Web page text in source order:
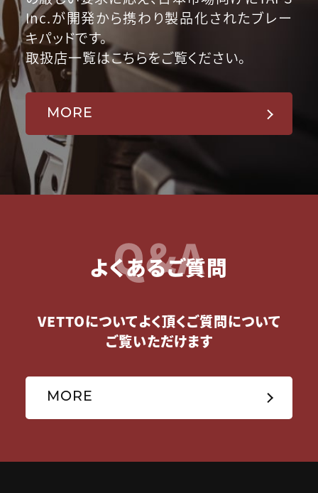
Inc.が開発から携わり製品化されたブレー
キパッドです。
取扱店一覧はこちらをご覧ください。
MORE
Q&A
よくあるご質問
VETTOについてよく頂くご質問について
ご覧いただけます
MORE